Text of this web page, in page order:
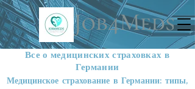
Все о медицинских страховках в
Германии
Медицинское страхование в Германии: типы,